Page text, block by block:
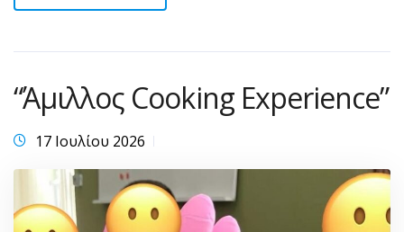
“Άμιλλος Cooking Experience”
17 Ιουλίου 2026